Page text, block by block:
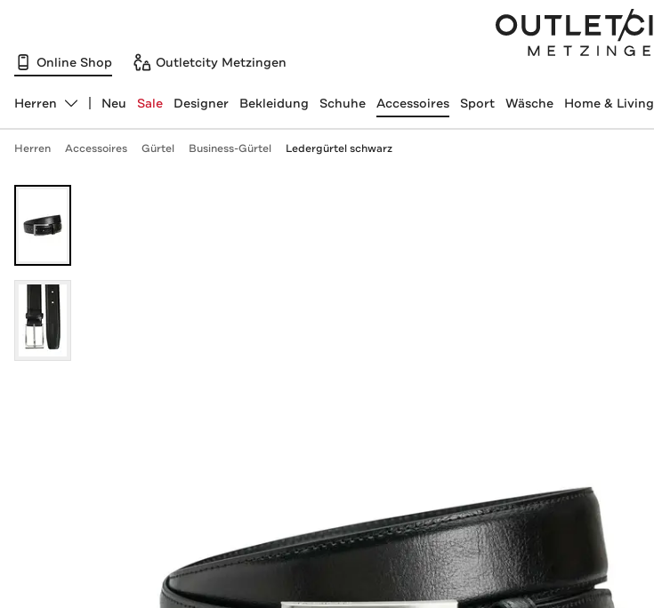
Online Shop Outletcity Metzingen
Abteilung ändern, ausgewählt:
Herren Neu Sale Designer Bekleidung Schuhe Accessoires Sport Wäsche Home & Living
Herren Accessoires Gürtel Business-Gürtel Ledergürtel schwarz